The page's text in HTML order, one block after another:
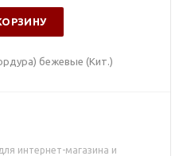
бежевые (Кит.)
интернет-магазина и